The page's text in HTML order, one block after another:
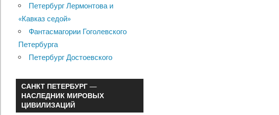
Петербург Лермонтова и
«Кавказ седой»
Фантасмагории Гоголевского
Петербурга
Петербург Достоевского
САНКТ ПЕТЕРБУРГ —
НАСЛЕДНИК МИРОВЫХ
ЦИВИЛИЗАЦИЙ